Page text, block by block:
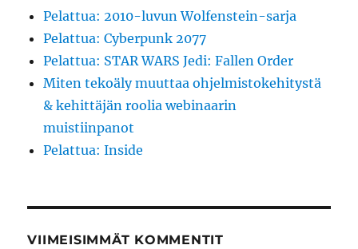
Pelattua: 2010-luvun Wolfenstein-sarja
Pelattua: Cyberpunk 2077
Pelattua: STAR WARS Jedi: Fallen Order
Miten tekoäly muuttaa ohjelmistokehitystä
& kehittäjän roolia webinaarin
muistiinpanot
Pelattua: Inside
VIIMEISIMMÄT KOMMENTIT